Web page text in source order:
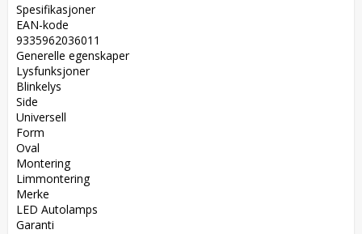
Spesifikasjoner
EAN-kode
9335962036011
Generelle egenskaper
Lysfunksjoner
Blinkelys
Side
Universell
Form
Oval
Montering
Limmontering
Merke
LED Autolamps
Garanti